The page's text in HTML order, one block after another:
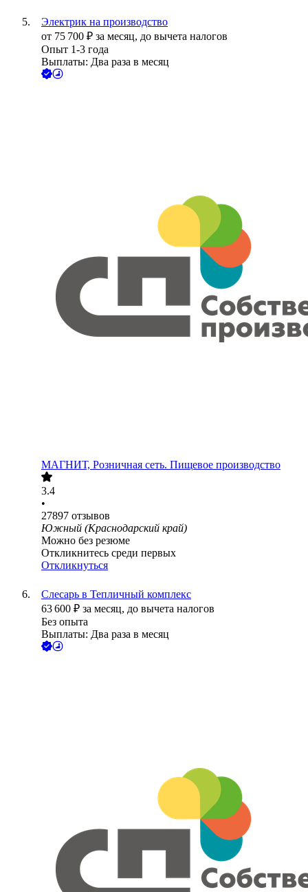
Электрик на производство
от 75 700 ₽ за месяц, до вычета налогов
Опыт 1-3 года
Выплаты: Два раза в месяц
МАГНИТ, Розничная сеть. Пищевое производство
3.4
•
27897 отзывов
Южный (Краснодарский край)
Можно без резюме
Откликнитесь среди первых
Откликнуться
Слесарь в Тепличный комплекс
63 600 ₽ за месяц, до вычета налогов
Без опыта
Выплаты: Два раза в месяц